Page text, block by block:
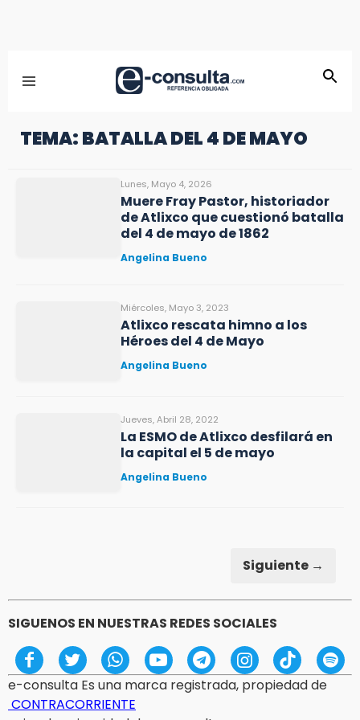
TEMA: BATALLA DEL 4 DE MAYO
Lunes, Mayo 4, 2026
Muere Fray Pastor, historiador
de Atlixco que cuestionó batalla
del 4 de mayo de 1862
Angelina Bueno
Miércoles, Mayo 3, 2023
Atlixco rescata himno a los
Héroes del 4 de Mayo
Angelina Bueno
Jueves, Abril 28, 2022
La ESMO de Atlixco desfilará en
la capital el 5 de mayo
Angelina Bueno
Siguiente →
SIGUENOS EN NUESTRAS REDES SOCIALES
e-consulta Es una marca registrada, propiedad de
CONTRACORRIENTE